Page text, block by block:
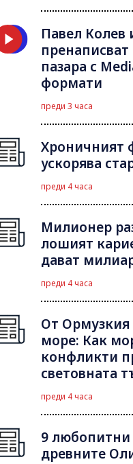
Павел Колев
пазара с
формати
преди 3 часа
Хроничният
ускорява
преди 4 часа
Милионер
лошият
дават
преди 4 часа
От Ормузкия
море: Как
конфликти
световната
преди 4 часа
9 любопитни
древните